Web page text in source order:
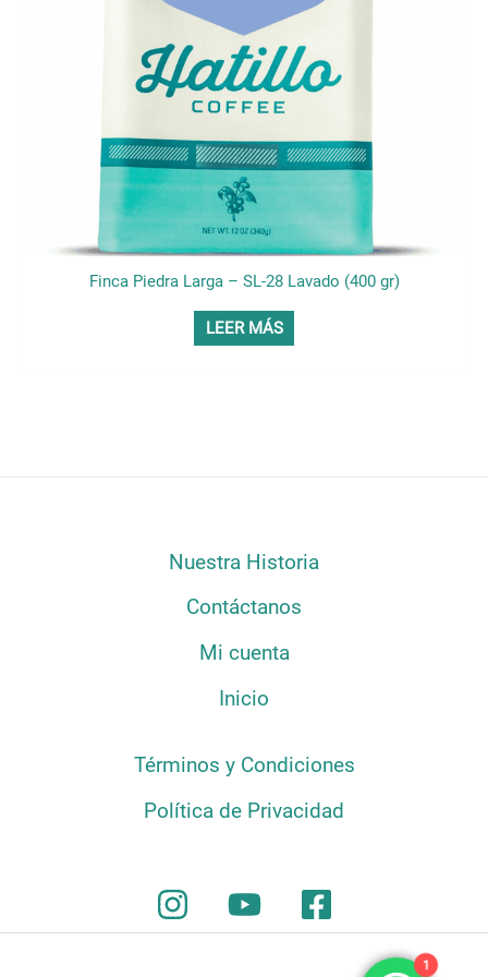
Finca Piedra Larga – SL-28 Lavado (400 gr)
LEER MÁS
Nuestra Historia
Contáctanos
Mi cuenta
Inicio
Términos y Condiciones
Política de Privacidad
1